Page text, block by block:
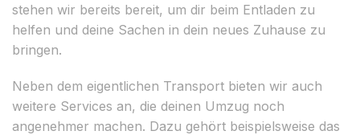
stehen wir bereits bereit, um dir beim Entladen zu
helfen und deine Sachen in dein neues Zuhause zu
bringen.
Neben dem eigentlichen Transport bieten wir auch
weitere Services an, die deinen Umzug noch
angenehmer machen. Dazu gehört beispielsweise das